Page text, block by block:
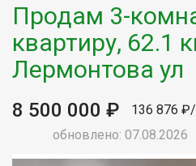
Продам 3-
квартиру, 62.1
Лермонтова ул
8 500 000 ₽
136 876
обновлено: 07.08.2026